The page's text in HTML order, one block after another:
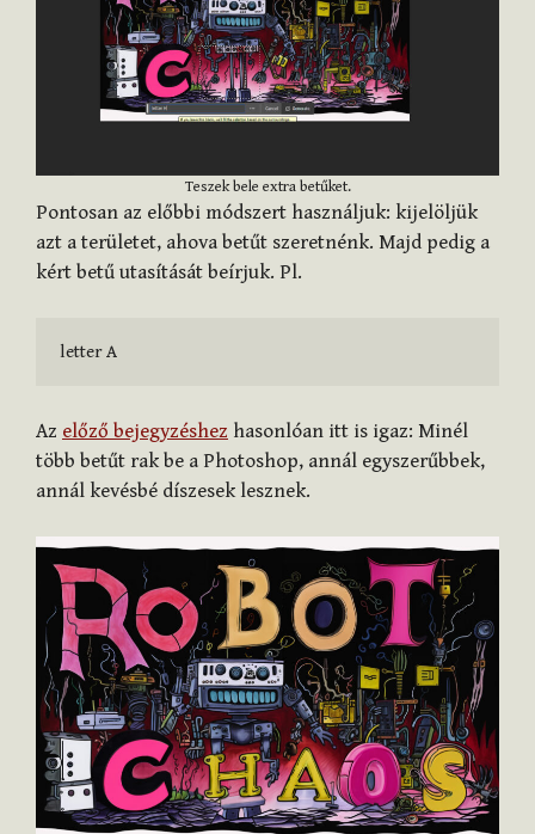
Teszek bele extra betűket.
Pontosan az előbbi módszert használjuk: kijelöljük
azt a területet, ahova betűt szeretnénk. Majd pedig a
kért betű utasítását beírjuk. Pl.
letter A
Az előző bejegyzéshez hasonlóan itt is igaz: Minél
több betűt rak be a Photoshop, annál egyszerűbbek,
annál kevésbé díszesek lesznek.